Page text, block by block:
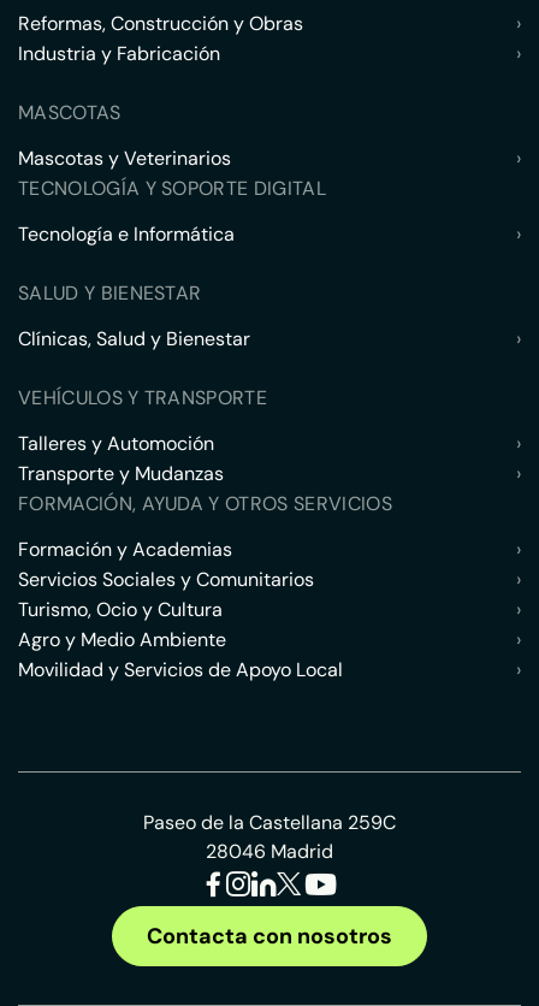
Reformas, Construcción y Obras
›
Industria y Fabricación
›
MASCOTAS
Mascotas y Veterinarios
›
TECNOLOGÍA Y SOPORTE DIGITAL
Tecnología e Informática
›
SALUD Y BIENESTAR
Clínicas, Salud y Bienestar
›
VEHÍCULOS Y TRANSPORTE
Talleres y Automoción
›
Transporte y Mudanzas
›
FORMACIÓN, AYUDA Y OTROS SERVICIOS
Formación y Academias
›
Servicios Sociales y Comunitarios
›
Turismo, Ocio y Cultura
›
Agro y Medio Ambiente
›
Movilidad y Servicios de Apoyo Local
›
Paseo de la Castellana 259C
28046 Madrid
Contacta con nosotros